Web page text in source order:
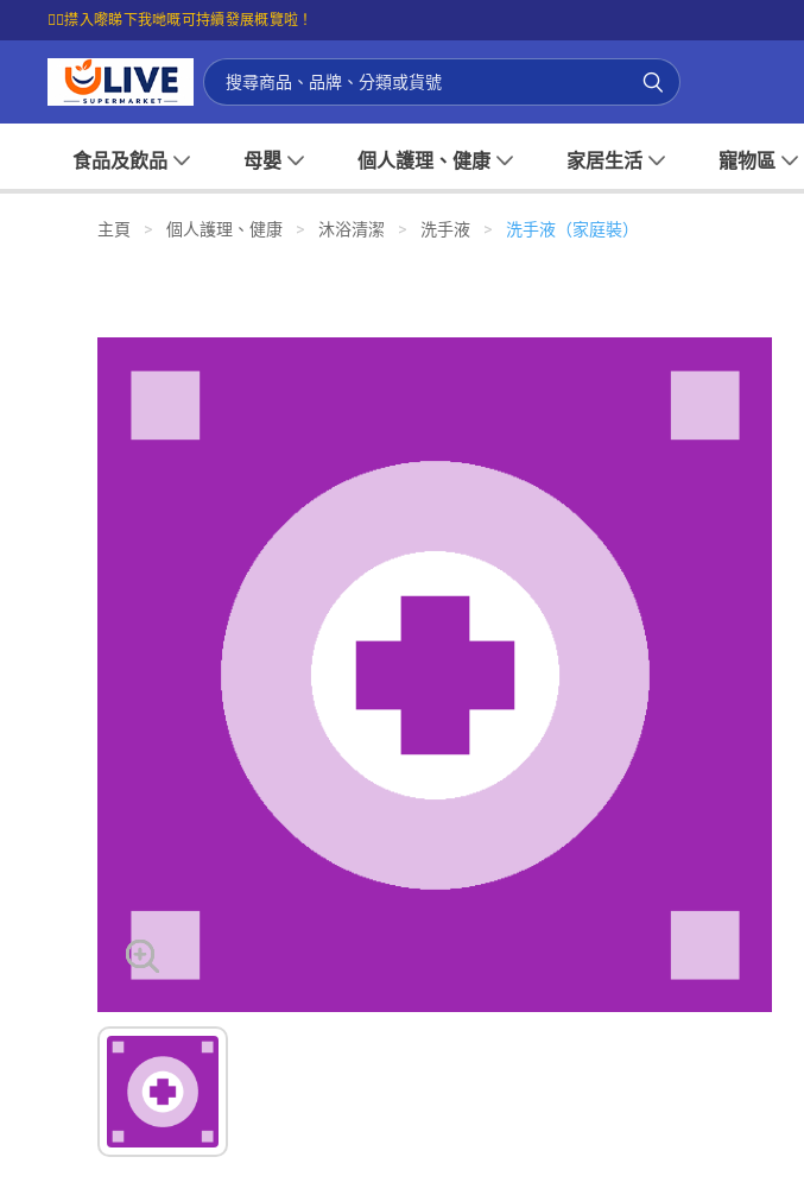
☝🏼㩒入嚟睇下我哋嘅可持續發展概覽啦！
食品及飲品 母嬰 個人護理、健康 家居生活 寵物區
主頁 > 個人護理、健康 > 沐浴清潔 > 洗手液 > 洗手液（家庭裝）